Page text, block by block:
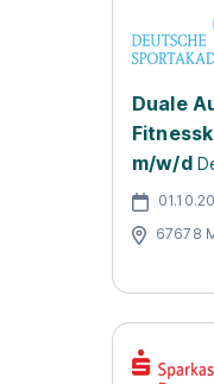
Duale
m/w/d
67678